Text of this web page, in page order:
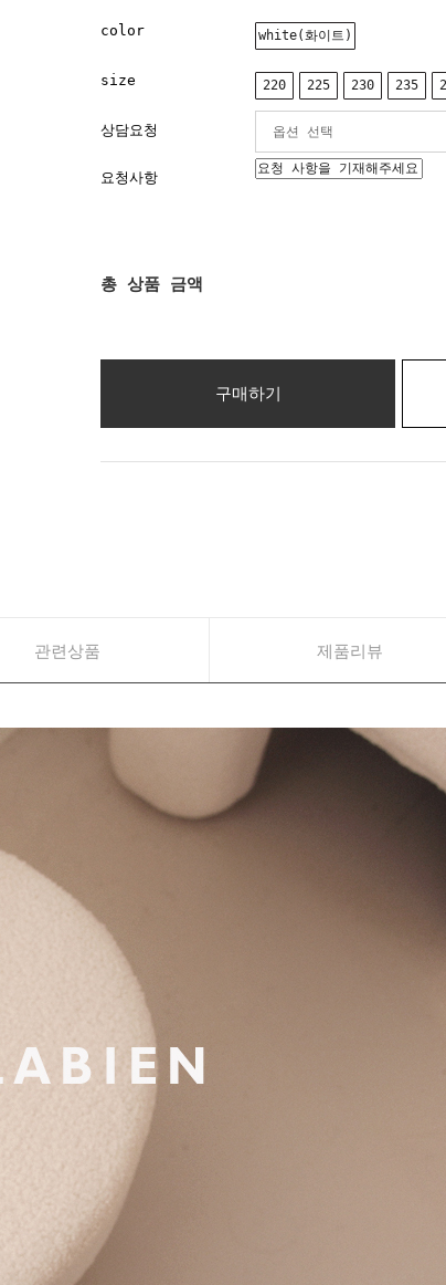
color white(화이트)
size 220 225 230 235
상담요청
요청사항
총 상품 금액
구매하기
관련상품 제품리뷰